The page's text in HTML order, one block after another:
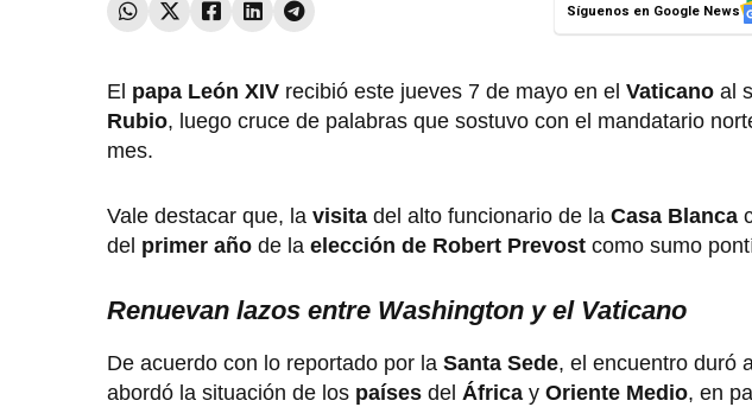
Síguenos en Google News
El papa León XIV recibió este jueves 7 de mayo en el Vaticano al
Rubio, luego cruce de palabras que sostuvo con el mandatario
mes.
Vale destacar que, la visita del alto funcionario de la Casa Blanca
del primer año de la elección de Robert Prevost como sumo
Renuevan lazos entre Washington y el Vaticano
De acuerdo con lo reportado por la Santa Sede, el encuentro duró
abordó la situación de los países del África y Oriente Medio, en